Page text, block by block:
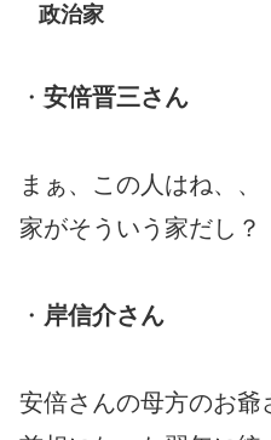
政治家
・ 安倍晋三さん
まぁ、この人はね、、
家がそういう家だし？
・ 岸信介さん
安倍さんの母方のお爺